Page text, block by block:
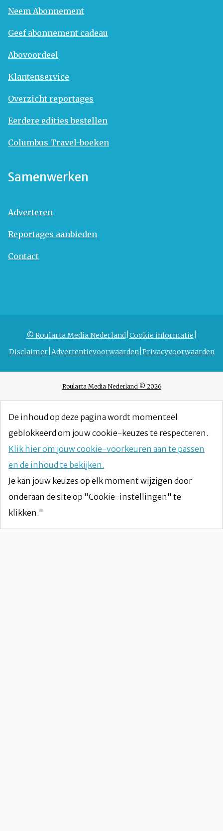
Neem Abonnement
Geef abonnement cadeau
Abovoordeel
Klantenservice
Overzicht reportages
Eerdere edities bestellen
Columbus Travel-boeken
Samenwerken
Adverteren
Reportages aanbieden
Contact
© Roularta Media Nederland Cookie informatie
Disclaimer Advertentievoorwaarden Privacyvoorwaarden
Roularta Media Nederland © 2026
De inhoud op deze pagina wordt momenteel
geblokkeerd om jouw cookie-keuzes te respecteren.
Klik hier om jouw cookie-voorkeuren aan te passen
en de inhoud te bekijken.
Je kan jouw keuzes op elk moment wijzigen door
onderaan de site op "Cookie-instellingen" te
klikken."